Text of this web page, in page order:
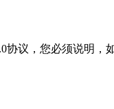
协议，您必须说明，